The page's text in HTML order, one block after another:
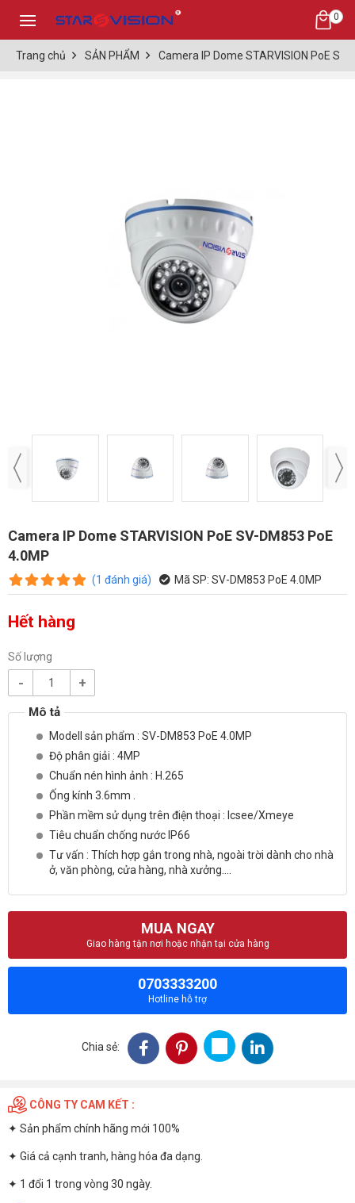
0
Trang chủ SẢN PHẨM Camera IP Dome STARVISION PoE
Camera IP Dome STARVISION PoE SV-DM853 PoE
4.0MP
(1 đánh giá) Mã SP: SV-DM853 PoE 4.0MP
Hết hàng
Số lượng
- +
Modell sản phẩm : SV-DM853 PoE 4.0MP
Độ phân giải : 4MP
Chuẩn nén hình ảnh : H.265
Ống kính 3.6mm .
Phần mềm sử dụng trên điện thoại : Icsee/Xmeye
Tiêu chuẩn chống nước IP66
Tư vấn : Thích hợp gắn trong nhà, ngoài trời dành cho nhà
ở, văn phòng, cửa hàng, nhà xưởng....
MUA NGAY
Giao hàng tận nơi hoặc nhận tại cửa hàng
0703333200
Hotline hỗ trợ
Chia sẻ:
CÔNG TY CAM KẾT :
✦ Sản phẩm chính hãng mới 100%
✦ Giá cả cạnh tranh, hàng hóa đa dạng.
✦ 1 đổi 1 trong vòng 30 ngày.